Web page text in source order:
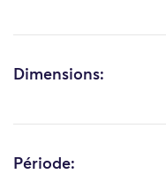
Dimensions:
Période: